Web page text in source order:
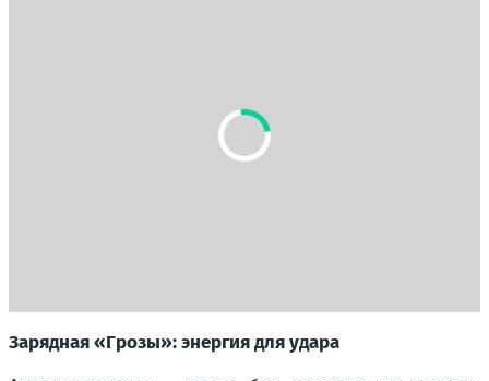
Зарядная «Грозы»: энергия для удара